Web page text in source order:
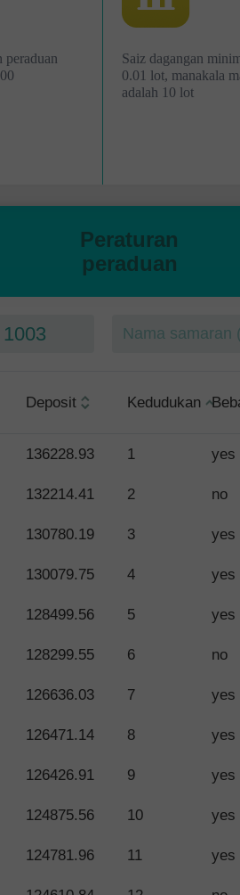
peraduan
Saiz dagangan
0.01 lot, manakala
adalah 10 lot
Peraturan
peraduan
1003
Deposit Kedudukan
136228.93 1 yes
132214.41 2 no
130780.19 3 yes
130079.75 4 yes
128499.56 5 yes
128299.55 6 no
126636.03 7 yes
126471.14 8 yes
126426.91 9 yes
124875.56 10 yes
124781.96 11 yes